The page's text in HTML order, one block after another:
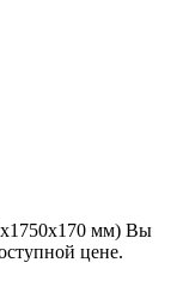
мм) Вы
цене.